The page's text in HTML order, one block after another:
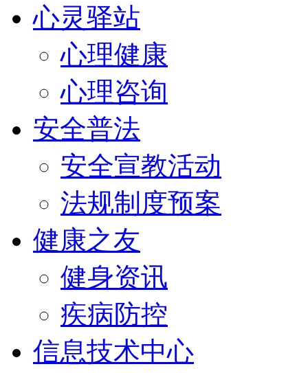
心灵驿站
心理健康
心理咨询
安全普法
安全宣教活动
法规制度预案
健康之友
健身资讯
疾病防控
信息技术中心